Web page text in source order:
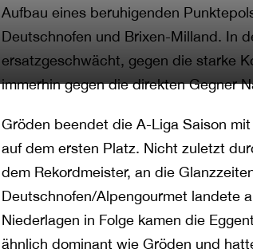
Aufbau eines beruhigenden
Deutschnofen und Brixen-Milland. In
ersatzgeschwächt, gegen die starke
immerhin gegen die direkten Gegner
Gröden beendet die A-Liga Saison
auf dem ersten Platz. Nicht zuletzt
dem Rekordmeister, an die
Deutschnofen/Alpengourmet landete
Niederlagen in Folge kamen die
ähnlich dominant wie Gröden und